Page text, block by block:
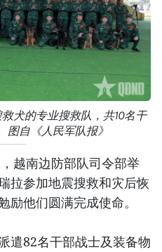
犬的专业搜救队，共10名干
图自《人民军队报》
越南边防部队司令部举
拉参加地震搜救和灾后恢
励他们圆满完成使命。
遣82名干部战士及装备物